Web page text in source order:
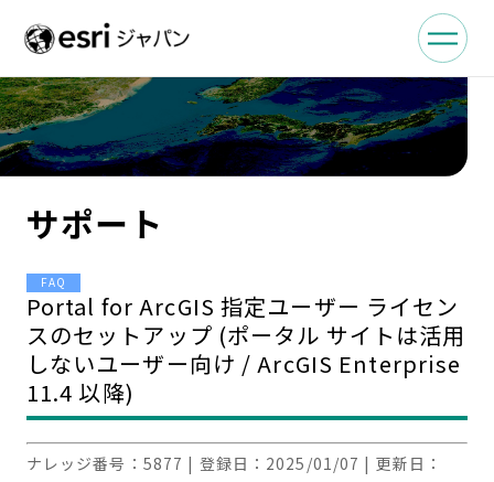
サポート
FAQ
Portal for ArcGIS 指定ユーザー ライセン
スのセットアップ (ポータル サイトは活用
しないユーザー向け / ArcGIS Enterprise
11.4 以降)
ナレッジ番号： 5877 | 登録日： 2025/01/07 | 更新日：